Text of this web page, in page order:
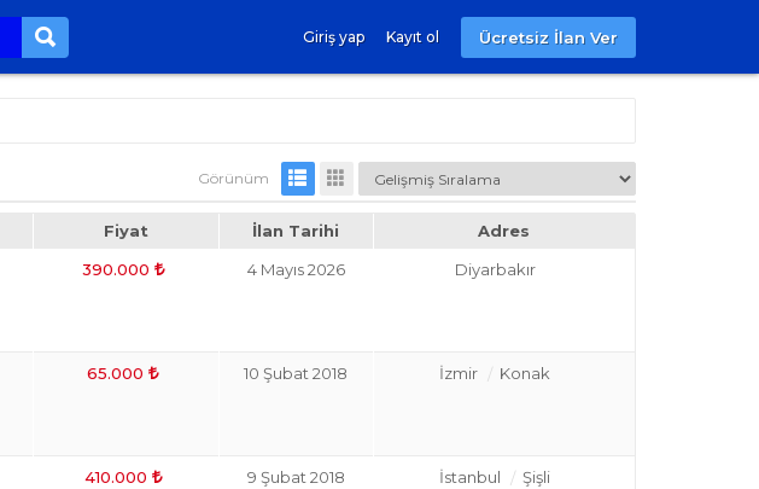
Giriş yap Kayıt ol Ücretsiz İlan Ver
Görünüm
Fiyat İlan Tarihi
Adres
390.000 4 Mayıs 2026 Diyarbakır
65.000 10 Şubat 2018 İzmir Konak
410.000 9 Şubat 2018 İstanbul Şişli